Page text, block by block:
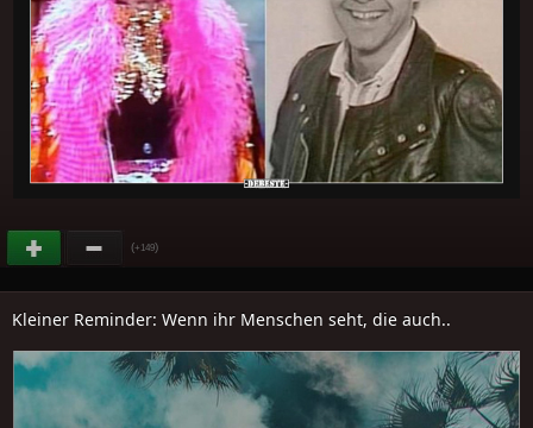
(+149)
Kleiner Reminder: Wenn ihr Menschen seht, die auch..